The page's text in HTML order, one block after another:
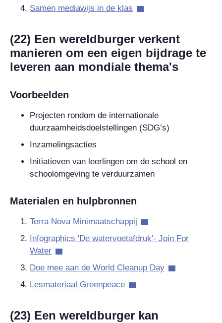
Samen mediawijs in de klas
(22) Een wereldburger verkent
manieren om een eigen bijdrage te
leveren aan mondiale thema's
Voorbeelden
Projecten rondom de internationale
duurzaamheidsdoelstellingen (SDG’s)
Inzamelingsacties
Initiatieven van leerlingen om de school en
schoolomgeving te verduurzamen
Materialen en hulpbronnen
Terra Nova Minimaatschappij
Infographics 'De watervoetafdruk'- Join For
Water
Doe mee aan de World Cleanup Day
Lesmateriaal Greenpeace
(23) Een wereldburger kan